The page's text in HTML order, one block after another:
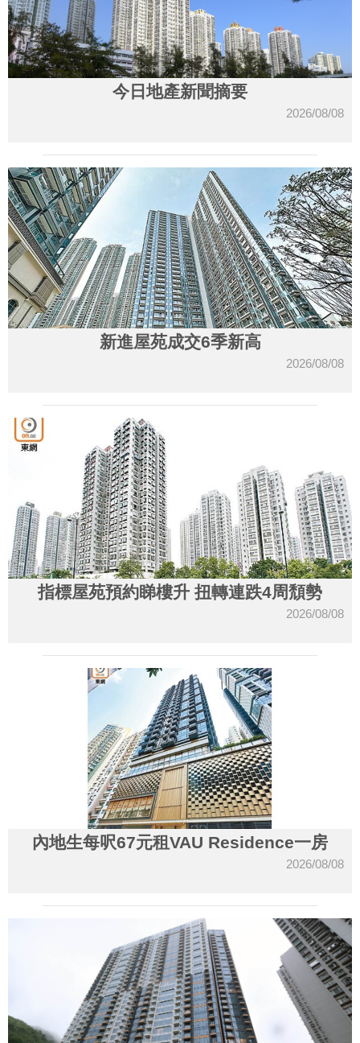
今日地產新聞摘要
2026/08/08
新進屋苑成交6季新高
2026/08/08
指標屋苑預約睇樓升 扭轉連跌4周頹勢
2026/08/08
內地生每呎67元租VAU Residence一房
2026/08/08